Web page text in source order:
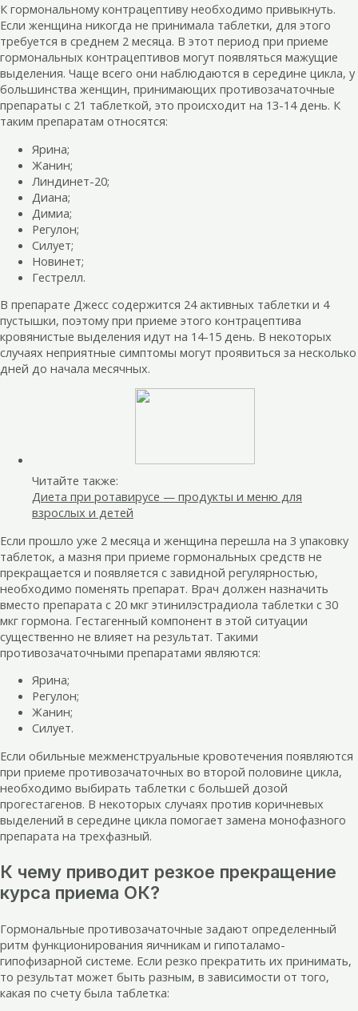
К гормональному контрацептиву необходимо привыкнуть.
Если женщина никогда не принимала таблетки, для этого
требуется в среднем 2 месяца. В этот период при приеме
гормональных контрацептивов могут появляться мажущие
выделения. Чаще всего они наблюдаются в середине цикла, у
большинства женщин, принимающих противозачаточные
препараты с 21 таблеткой, это происходит на 13-14 день. К
таким препаратам относятся:
Ярина;
Жанин;
Линдинет-20;
Диана;
Димиа;
Регулон;
Силует;
Новинет;
Гестрелл.
В препарате Джесс содержится 24 активных таблетки и 4
пустышки, поэтому при приеме этого контрацептива
кровянистые выделения идут на 14-15 день. В некоторых
случаях неприятные симптомы могут проявиться за несколько
дней до начала месячных.
Читайте также:
Диета при ротавирусе — продукты и меню для
взрослых и детей
Если прошло уже 2 месяца и женщина перешла на 3 упаковку
таблеток, а мазня при приеме гормональных средств не
прекращается и появляется с завидной регулярностью,
необходимо поменять препарат. Врач должен назначить
вместо препарата с 20 мкг этинилэстрадиола таблетки с 30
мкг гормона. Гестагенный компонент в этой ситуации
существенно не влияет на результат. Такими
противозачаточными препаратами являются:
Ярина;
Регулон;
Жанин;
Силует.
Если обильные межменструальные кровотечения появляются
при приеме противозачаточных во второй половине цикла,
необходимо выбирать таблетки с большей дозой
прогестагенов. В некоторых случаях против коричневых
выделений в середине цикла помогает замена монофазного
препарата на трехфазный.
К чему приводит резкое прекращение
курса приема ОК?
Гормональные противозачаточные задают определенный
ритм функционирования яичникам и гипоталамо-
гипофизарной системе. Если резко прекратить их принимать,
то результат может быть разным, в зависимости от того,
какая по счету была таблетка: